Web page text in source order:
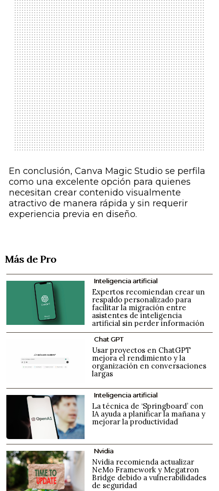
En conclusión, Canva Magic Studio se perfila
como una excelente opción para quienes
necesitan crear contenido visualmente
atractivo de manera rápida y sin requerir
experiencia previa en diseño.
Más de Pro
Inteligencia artificial
Expertos recomiendan crear un
respaldo personalizado para
facilitar la migración entre
asistentes de inteligencia
artificial sin perder información
Chat GPT
Usar proyectos en ChatGPT
mejora el rendimiento y la
organización en conversaciones
largas
Inteligencia artificial
La técnica de ‘Springboard’ con
IA ayuda a planificar la mañana y
mejorar la productividad
Nvidia
Nvidia recomienda actualizar
NeMo Framework y Megatron
Bridge debido a vulnerabilidades
de seguridad